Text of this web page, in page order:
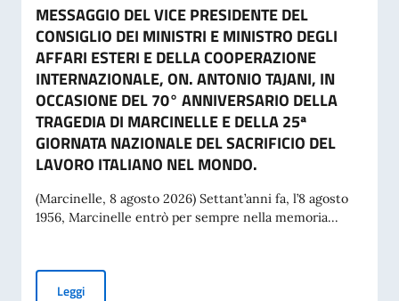
MESSAGGIO DEL VICE PRESIDENTE DEL
CONSIGLIO DEI MINISTRI E MINISTRO DEGLI
AFFARI ESTERI E DELLA COOPERAZIONE
INTERNAZIONALE, ON. ANTONIO TAJANI, IN
OCCASIONE DEL 70° ANNIVERSARIO DELLA
TRAGEDIA DI MARCINELLE E DELLA 25ª
GIORNATA NAZIONALE DEL SACRIFICIO DEL
LAVORO ITALIANO NEL MONDO.
(Marcinelle, 8 agosto 2026) Settant’anni fa, l’8 agosto
1956, Marcinelle entrò per sempre nella memoria...
LeggiMESSAGGIO DEL VICE PRESIDENTE DEL CONSIGLIO DEI